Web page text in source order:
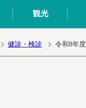
観光
健診・検診 令和8年